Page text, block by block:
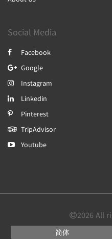
Social Media
Facebook
Google
Instagram
Linkedin
Pinterest
TripAdvisor
Youtube
2026 All
简体